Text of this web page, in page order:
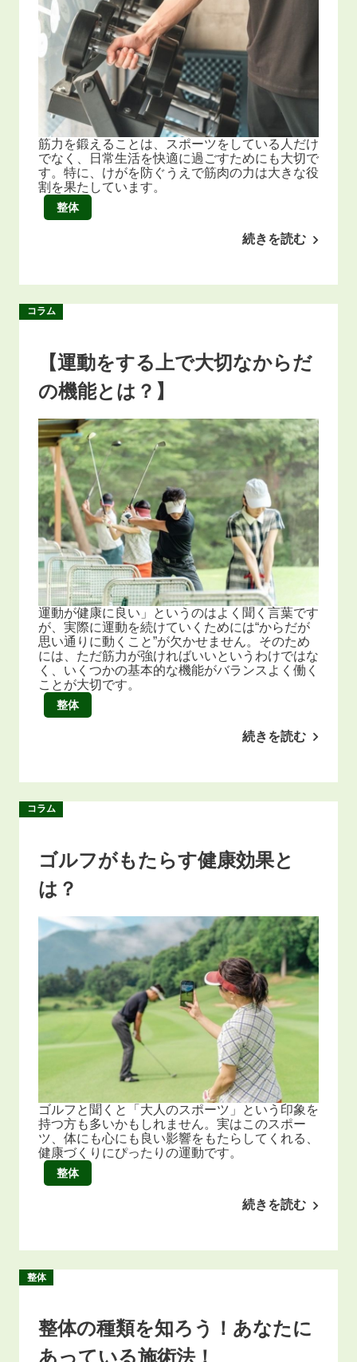
筋力を鍛えることは、スポーツをしている人だけ
でなく、日常生活を快適に過ごすためにも大切で
す。特に、けがを防ぐうえで筋肉の力は大きな役
割を果たしています。
整体
続きを読む
コラム
【運動をする上で大切なからだ
の機能とは？】
運動が健康に良い」というのはよく聞く言葉です
が、実際に運動を続けていくためには“からだが
思い通りに動くこと”が欠かせません。そのため
には、ただ筋力が強ければいいというわけではな
く、いくつかの基本的な機能がバランスよく働く
ことが大切です。
整体
続きを読む
コラム
ゴルフがもたらす健康効果と
は？
ゴルフと聞くと「大人のスポーツ」という印象を
持つ方も多いかもしれません。実はこのスポー
ツ、体にも心にも良い影響をもたらしてくれる、
健康づくりにぴったりの運動です。
整体
続きを読む
整体
整体の種類を知ろう！あなたに
あっている施術法！